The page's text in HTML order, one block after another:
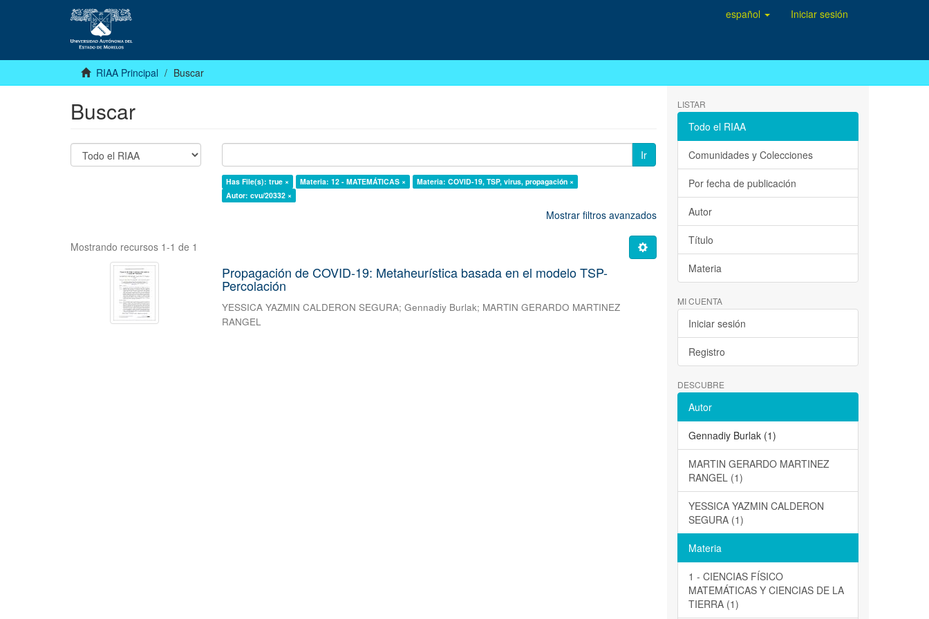
español Iniciar sesión
RIAA Principal Buscar
Buscar
Ir
Has File(s): true × Materia: 12 - MATEMÁTICAS ×
Materia: COVID-19, TSP, virus, propagación ×
Autor: cvu/20332 ×
Mostrar filtros avanzados
Mostrando recursos 1-1 de 1
Propagación de COVID-19: Metaheurística basada en el modelo TSP-
Percolación
YESSICA YAZMIN CALDERON SEGURA;Gennadiy Burlak; MARTIN GERARDO MARTINEZ
RANGEL
LISTAR
Todo el RIAA
Comunidades y Colecciones
Por fecha de publicación
Autor
Título
Materia
MI CUENTA
Iniciar sesión
Registro
DESCUBRE
Autor
Gennadiy Burlak (1)
MARTIN GERARDO MARTINEZ
RANGEL (1)
YESSICA YAZMIN CALDERON
SEGURA (1)
Materia
1 - CIENCIAS FÍSICO
MATEMÁTICAS Y CIENCIAS DE LA
TIERRA (1)